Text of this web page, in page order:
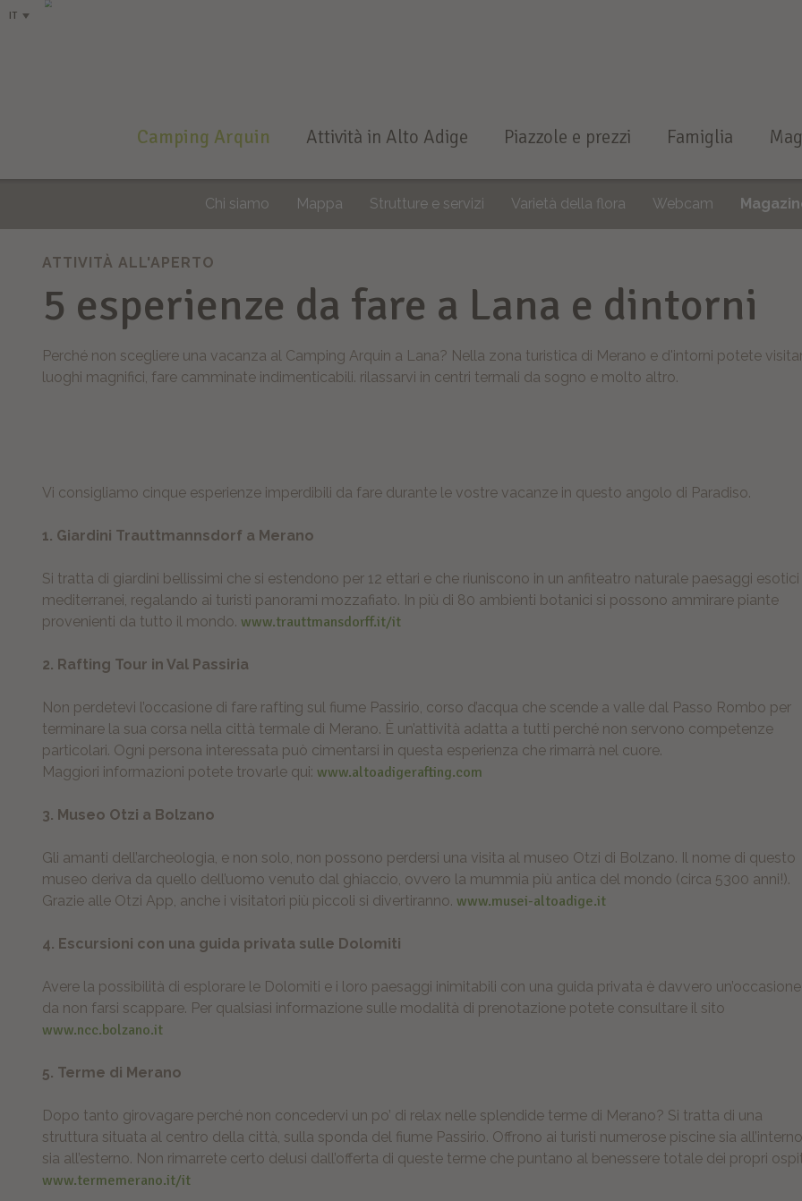
IT
Camping Arquin
Chi siamo Mappa Strutture e servizi Varietà della flora Webcam
Attività in Alto Adige Piazzole e prezzi Famiglia
ATTIVITÀ ALL'APERTO
5 esperienze da fare a Lana e dintorni
Perché non scegliere una vacanza al Camping Arquin a Lana? Nella zona turistica di Merano e d'intorni potete
luoghi magnifici, fare camminate indimenticabili. rilassarvi in centri termali da sogno e molto altro.
Vi consigliamo cinque esperienze imperdibili da fare durante le vostre vacanze in questo angolo di Paradiso.
1. Giardini Trauttmannsdorf a Merano
Si tratta di giardini bellissimi che si estendono per 12 ettari e che riuniscono in un anfiteatro naturale paesaggi esotici
mediterranei, regalando ai turisti panorami mozzafiato. In più di 80 ambienti botanici si possono ammirare piante
provenienti da tutto il mondo.www.trauttmansdorff.it/it
2. Rafting Tour in Val Passiria
Non perdetevi l’occasione di fare rafting sul fiume Passirio, corso d’acqua che scende a valle dal Passo Rombo per
terminare la sua corsa nella città termale di Merano. È un’attività adatta a tutti perché non servono competenze
particolari. Ogni persona interessata può cimentarsi in questa esperienza che rimarrà nel cuore.
Maggiori informazioni potete trovarle qui:www.altoadigerafting.com
3. Museo Otzi a Bolzano
Gli amanti dell’archeologia, e non solo, non possono perdersi una visita al museo Otzi di Bolzano. Il nome di questo
museo deriva da quello dell’uomo venuto dal ghiaccio, ovvero la mummia più antica del mondo (circa 5300 anni!).
Grazie alle Otzi App, anche i visitatori più piccoli si divertiranno.www.musei-altoadige.it
4. Escursioni con una guida privata sulle Dolomiti
Avere la possibilità di esplorare le Dolomiti e i loro paesaggi inimitabili con una guida privata è davvero un’occasione
da non farsi scappare. Per qualsiasi informazione sulle modalità di prenotazione potete consultare il sito
www.ncc.bolzano.it
5. Terme di Merano
Dopo tanto girovagare perché non concedervi un po’ di relax nelle splendide terme di Merano? Si tratta di una
struttura situata al centro della città, sulla sponda del fiume Passirio. Offrono ai turisti numerose piscine sia
sia all’esterno. Non rimarrete certo delusi dall’offerta di queste terme che puntano al benessere totale dei propri
www.termemerano.it/it